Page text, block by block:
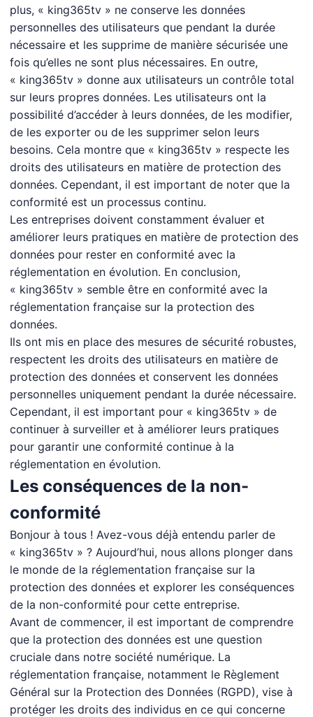
plus, « king365tv » ne conserve les données
personnelles des utilisateurs que pendant la durée
nécessaire et les supprime de manière sécurisée une
fois qu’elles ne sont plus nécessaires. En outre,
« king365tv » donne aux utilisateurs un contrôle total
sur leurs propres données. Les utilisateurs ont la
possibilité d’accéder à leurs données, de les modifier,
de les exporter ou de les supprimer selon leurs
besoins. Cela montre que « king365tv » respecte les
droits des utilisateurs en matière de protection des
données. Cependant, il est important de noter que la
conformité est un processus continu.
Les entreprises doivent constamment évaluer et
améliorer leurs pratiques en matière de protection des
données pour rester en conformité avec la
réglementation en évolution. En conclusion,
« king365tv » semble être en conformité avec la
réglementation française sur la protection des
données.
Ils ont mis en place des mesures de sécurité robustes,
respectent les droits des utilisateurs en matière de
protection des données et conservent les données
personnelles uniquement pendant la durée nécessaire.
Cependant, il est important pour « king365tv » de
continuer à surveiller et à améliorer leurs pratiques
pour garantir une conformité continue à la
réglementation en évolution.
Les conséquences de la non-
conformité
Bonjour à tous ! Avez-vous déjà entendu parler de
« king365tv » ? Aujourd’hui, nous allons plonger dans
le monde de la réglementation française sur la
protection des données et explorer les conséquences
de la non-conformité pour cette entreprise.
Avant de commencer, il est important de comprendre
que la protection des données est une question
cruciale dans notre société numérique. La
réglementation française, notamment le Règlement
Général sur la Protection des Données (RGPD), vise à
protéger les droits des individus en ce qui concerne